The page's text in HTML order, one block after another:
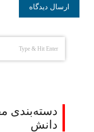
دسته‌بندی
دانش